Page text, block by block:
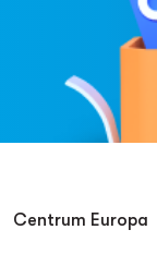
Centrum Europa